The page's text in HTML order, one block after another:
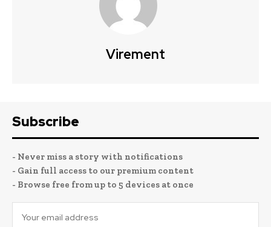
Virement
Subscribe
- Never miss a story with notifications
- Gain full access to our premium content
- Browse free from up to 5 devices at once